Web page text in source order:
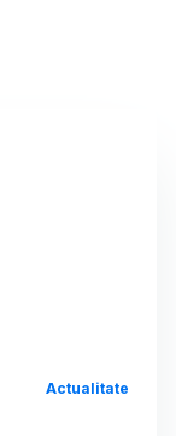
Actualitate